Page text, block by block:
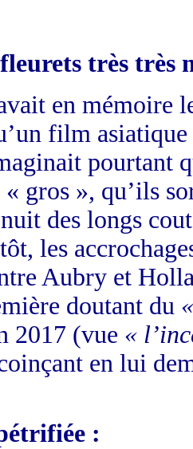
très très
en mémoire
film
pourtant
gros », qu’ils
des longs
les
Aubry et
doutant du
2017 (vue «
en lui
: